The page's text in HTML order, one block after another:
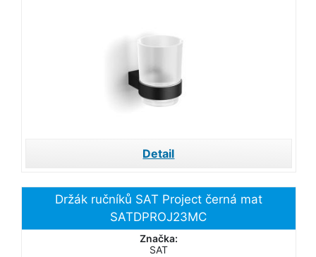
Detail
Držák ručníků SAT Project černá mat
SATDPROJ23MC
Značka:
SAT